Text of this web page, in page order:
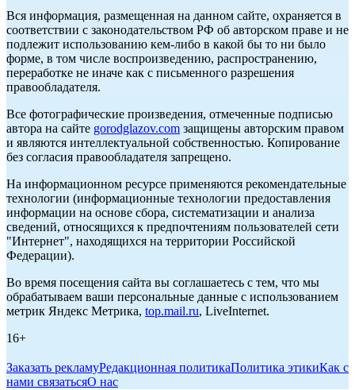
Вся информация, размещенная на данном сайте, охраняется в
соответствии с законодательством РФ об авторском праве и не
подлежит использованию кем-либо в какой бы то ни было
форме, в том числе воспроизведению, распространению,
переработке не иначе как с письменного разрешения
правообладателя.
Все фотографические произведения, отмеченные подписью
автора на сайте gorodglazov.com защищены авторским правом
и являются интеллектуальной собственностью. Копирование
без согласия правообладателя запрещено.
На информационном ресурсе применяются рекомендательные
технологии (информационные технологии предоставления
информации на основе сбора, систематизации и анализа
сведений, относящихся к предпочтениям пользователей сети
"Интернет", находящихся на территории Российской
Федерации).
Во время посещения сайта вы соглашаетесь с тем, что мы
обрабатываем ваши персональные данные с использованием
метрик Яндекс Метрика, top.mail.ru, LiveInternet.
16+
Заказать рекламуРедакционная политикаПолитика этикиКак с
нами связатьсяО нас